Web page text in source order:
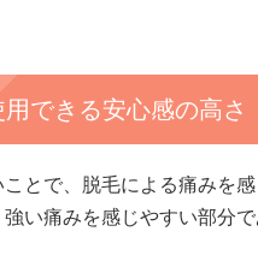
できる安心感の高さ
とで、脱毛による痛みを
い痛みを感じやすい部分